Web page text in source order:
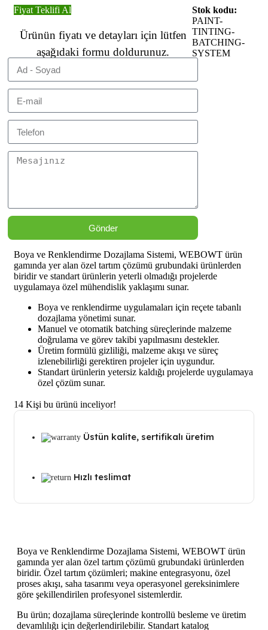
Fiyat Teklifi Al
Ürünün fiyatı ve detayları için lütfen
aşağıdaki formu doldurunuz.
Gönder
Stok kodu:
PAINT-
TINTING-
BATCHING-
SYSTEM
Boya ve Renklendirme Dozajlama Sistemi, WEBOWT ürün
gamında yer alan özel tartım çözümü grubundaki ürünlerden
biridir ve standart ürünlerin yeterli olmadığı projelerde
uygulamaya özel mühendislik yaklaşımı sunar.
Boya ve renklendirme uygulamaları için reçete tabanlı
dozajlama yönetimi sunar.
Manuel ve otomatik batching süreçlerinde malzeme
doğrulama ve görev takibi yapılmasını destekler.
Üretim formülü gizliliği, malzeme akışı ve süreç
izlenebilirliği gerektiren projeler için uygundur.
Standart ürünlerin yetersiz kaldığı projelerde uygulamaya
özel çözüm sunar.
14 Kişi bu ürünü inceliyor!
Üstün kalite, sertifikalı üretim
Hızlı teslimat
Boya ve Renklendirme Dozajlama Sistemi, WEBOWT ürün
gamında yer alan özel tartım çözümü grubundaki ürünlerden
biridir. Özel tartım çözümleri; makine entegrasyonu, özel
proses akışı, saha tasarımı veya operasyonel gereksinimlere
göre şekillendirilen profesyonel sistemlerdir.
Bu ürün; dozajlama süreçlerinde kontrollü besleme ve üretim
devamlılığı için değerlendirilebilir. Standart katalog